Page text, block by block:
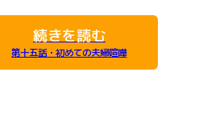
続きを読む
第十五話・初めての夫婦喧嘩